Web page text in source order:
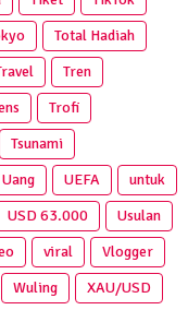
Total Hadiah
Tren
Trofi
Tsunami
Uang UEFA
untuk
USD 63.000
Usulan
viral
Vlogger
Wuling
XAU/USD